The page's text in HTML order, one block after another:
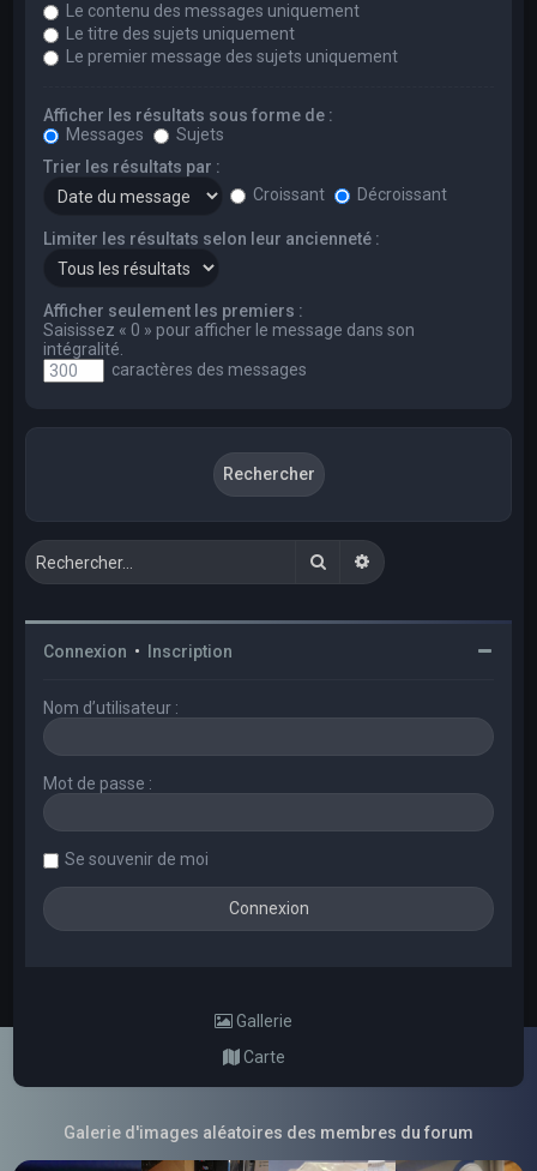
Le contenu des messages uniquement
Le titre des sujets uniquement
Le premier message des sujets uniquement
Afficher les résultats sous forme de :
Messages
Sujets
Trier les résultats par :
Croissant
Décroissant
Limiter les résultats selon leur ancienneté :
Afficher seulement les premiers :
Saisissez « 0 » pour afficher le message dans son
intégralité.
caractères des messages
RechercherRecherche avancée
Connexion • Inscription
Nom d’utilisateur :
Mot de passe :
Se souvenir de moi
Gallerie
Carte
Galerie d'images aléatoires des membres du forum